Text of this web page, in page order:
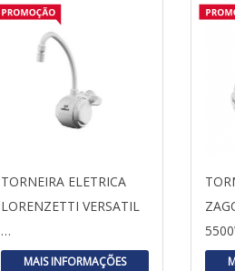
TORNEIRA ELETRICA
LORENZETTI VERSATIL
…
MAIS INFORMAÇÕES